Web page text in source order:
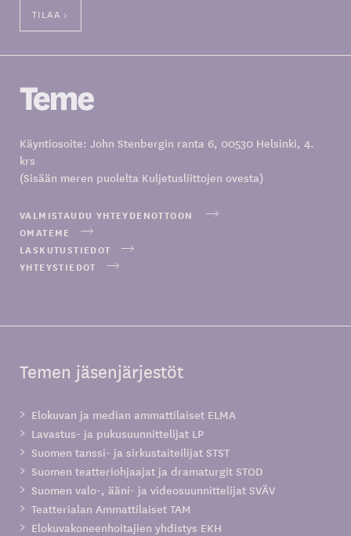
Käyntiosoite: John Stenbergin ranta 6, 00530 Helsinki, 4.
krs
(Sisään meren puolelta Kuljetusliittojen ovesta)
VALMISTAUDU YHTEYDENOTTOON
OMATEME
LASKUTUSTIEDOT
YHTEYSTIEDOT
Temen jäsenjärjestöt
Elokuvan ja median ammattilaiset ELMA
Lavastus- ja pukusuunnittelijat LP
Suomen tanssi- ja sirkustaiteilijat STST
Suomen teatteriohjaajat ja dramaturgit STOD
Suomen valo-, ääni- ja videosuunnittelijat SVÄV
Teatterialan Ammattilaiset TAM
Elokuvakoneenhoitajien yhdistys EKH